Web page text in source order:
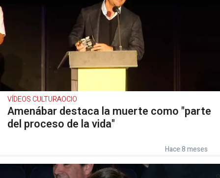
VÍDEOS CULTURAOCIO
Amenábar destaca la muerte como "parte
del proceso de la vida"
Hace 8 meses